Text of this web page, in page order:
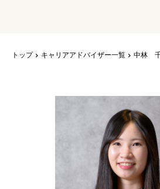
トップ キャリアアドバイザー一覧 中林